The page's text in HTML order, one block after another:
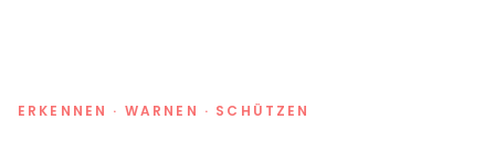
ERKENNEN · WARNEN · SCHÜTZEN